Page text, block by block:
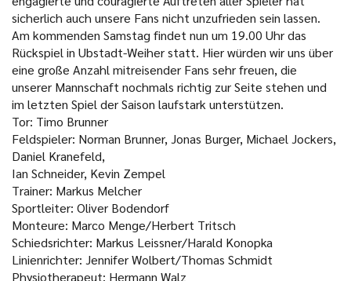
sicherlich auch unsere Fans nicht unzufrieden sein lassen.
Am kommenden Samstag findet nun um 19.00 Uhr das
Rückspiel in Ubstadt-Weiher statt. Hier würden wir uns über
eine große Anzahl mitreisender Fans sehr freuen, die
unserer Mannschaft nochmals richtig zur Seite stehen und
im letzten Spiel der Saison laufstark unterstützen.
Tor: Timo Brunner
Feldspieler: Norman Brunner, Jonas Burger, Michael Jockers,
Daniel Kranefeld,
Ian Schneider, Kevin Zempel
Trainer: Markus Melcher
Sportleiter: Oliver Bodendorf
Monteure: Marco Menge/Herbert Tritsch
Schiedsrichter: Markus Leissner/Harald Konopka
Linienrichter: Jennifer Wolbert/Thomas Schmidt
Physiotherapeut: Hermann Walz